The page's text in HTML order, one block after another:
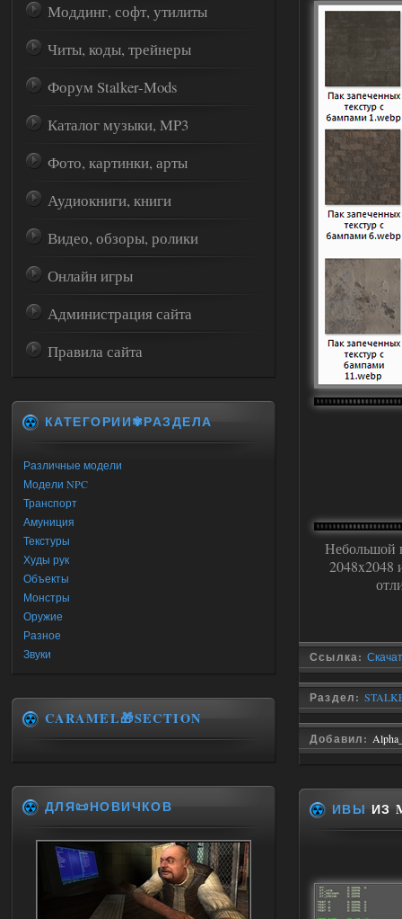
Небольшой
2048x2048
Ссылка:
Раздел:
Добавил:
ИВЫ ИЗ
Моддинг, софт, утилиты
Читы, коды, трейнеры
Форум Stalker-Mods
Каталог музыки, MP3
Фото, картинки, арты
Аудиокниги, книги
Видео, обзоры, ролики
Онлайн игры
Администрация сайта
Правила сайта
КАТЕГОРИИ✾РАЗДЕЛА
Различные модели
Модели NPC
Транспорт
Амуниция
Текстуры
Худы рук
Объекты
Монстры
Оружие
Разное
Звуки
CARAMEL🎁SECTION
ДЛЯ📜НОВИЧКОВ